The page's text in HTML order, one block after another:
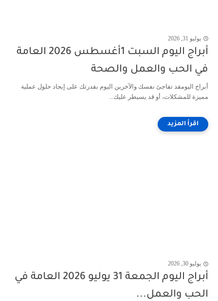
يوليو 31, 2026
أبراج اليوم السبت 1أغسطس 2026 العامة
في الحب والعمل والصحة
أبراج اليومقد تفاجئ نفسك والآخرين اليوم بقدرتك على إيجاد حلول عملية
مميزة للمشكلات، أو قد يسيطر عليك...
يوليو 30, 2026
أبراج اليوم الجمعة 31 يوليو 2026 العامة في
الحب والعمل...